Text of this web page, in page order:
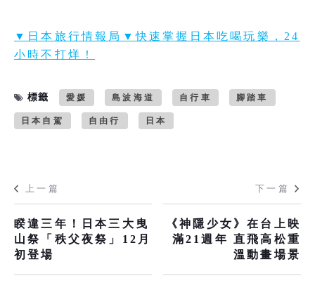
▼日本旅行情報局▼快速掌握日本吃喝玩樂，24
小時不打烊！
標籤 愛媛 島波海道 自行車 腳踏車
日本自駕 自由行 日本
上一篇
睽違三年！日本三大曳
山祭「秩父夜祭」12月
初登場
下一篇
《神隱少女》在台上映
滿21週年 直飛高松重
溫動畫場景